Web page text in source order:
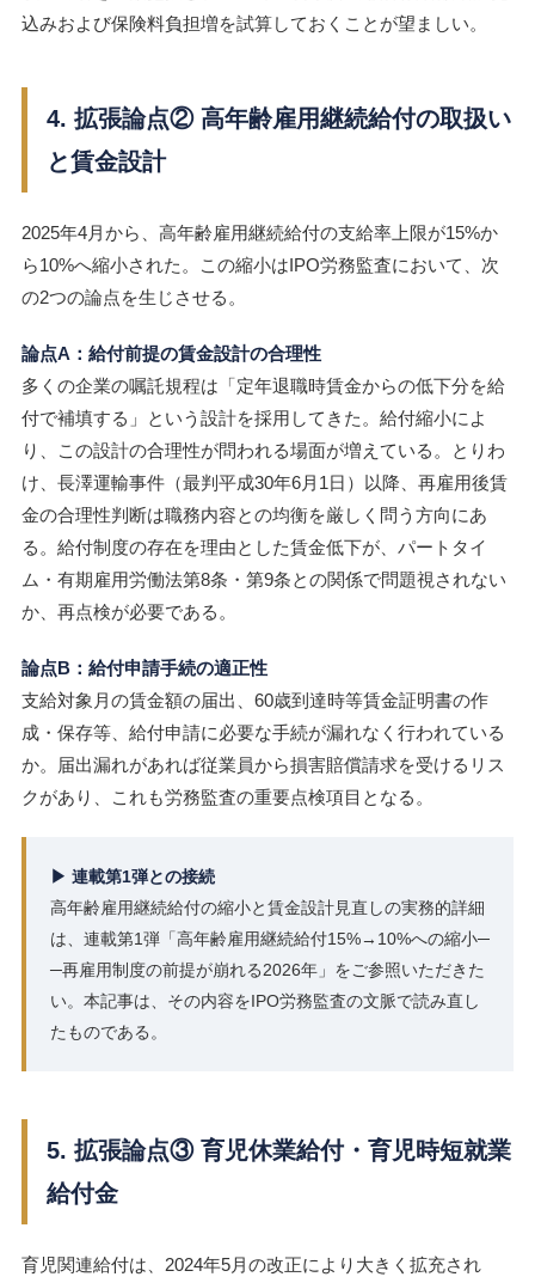
込みおよび保険料負担増を試算しておくことが望ましい。
4. 拡張論点② 高年齢雇用継続給付の取扱い
と賃金設計
2025年4月から、高年齢雇用継続給付の支給率上限が15%か
ら10%へ縮小された。この縮小はIPO労務監査において、次
の2つの論点を生じさせる。
論点A：給付前提の賃金設計の合理性
多くの企業の嘱託規程は「定年退職時賃金からの低下分を給
付で補填する」という設計を採用してきた。給付縮小によ
り、この設計の合理性が問われる場面が増えている。とりわ
け、長澤運輸事件（最判平成30年6月1日）以降、再雇用後賃
金の合理性判断は職務内容との均衡を厳しく問う方向にあ
る。給付制度の存在を理由とした賃金低下が、パートタイ
ム・有期雇用労働法第8条・第9条との関係で問題視されない
か、再点検が必要である。
論点B：給付申請手続の適正性
支給対象月の賃金額の届出、60歳到達時等賃金証明書の作
成・保存等、給付申請に必要な手続が漏れなく行われている
か。届出漏れがあれば従業員から損害賠償請求を受けるリス
クがあり、これも労務監査の重要点検項目となる。
▶ 連載第1弾との接続
高年齢雇用継続給付の縮小と賃金設計見直しの実務的詳細
は、連載第1弾「高年齢雇用継続給付15%→10%への縮小─
─再雇用制度の前提が崩れる2026年」をご参照いただきた
い。本記事は、その内容をIPO労務監査の文脈で読み直し
たものである。
5. 拡張論点③ 育児休業給付・育児時短就業
給付金
育児関連給付は、2024年5月の改正により大きく拡充され